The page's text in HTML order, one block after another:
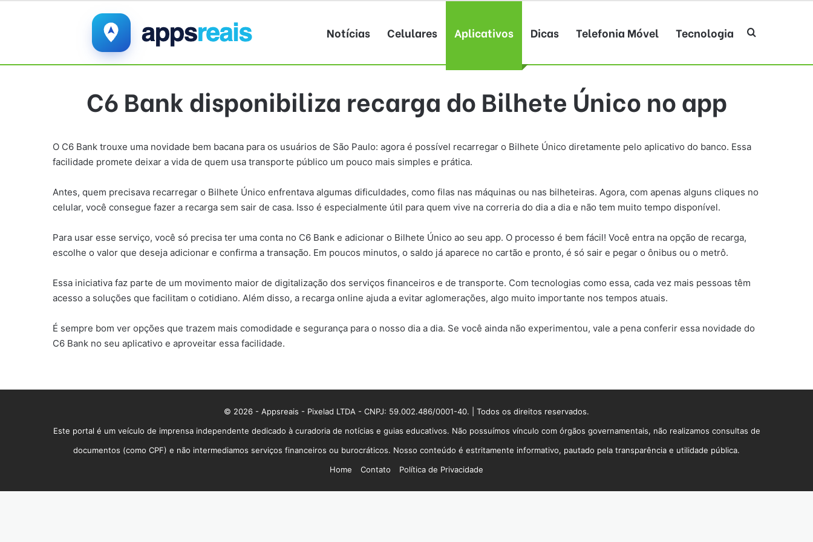
Notícias Celulares Aplicativos Dicas Telefonia Móvel Tecnologia Procurar por
C6 Bank disponibiliza recarga do Bilhete Único no app
O C6 Bank trouxe uma novidade bem bacana para os usuários de São Paulo: agora é possível recarregar o Bilhete Único diretamente pelo aplicativo do banco. Essa
facilidade promete deixar a vida de quem usa transporte público um pouco mais simples e prática.
Antes, quem precisava recarregar o Bilhete Único enfrentava algumas dificuldades, como filas nas máquinas ou nas bilheteiras. Agora, com apenas alguns cliques no
celular, você consegue fazer a recarga sem sair de casa. Isso é especialmente útil para quem vive na correria do dia a dia e não tem muito tempo disponível.
Para usar esse serviço, você só precisa ter uma conta no C6 Bank e adicionar o Bilhete Único ao seu app. O processo é bem fácil! Você entra na opção de recarga,
escolhe o valor que deseja adicionar e confirma a transação. Em poucos minutos, o saldo já aparece no cartão e pronto, é só sair e pegar o ônibus ou o metrô.
Essa iniciativa faz parte de um movimento maior de digitalização dos serviços financeiros e de transporte. Com tecnologias como essa, cada vez mais pessoas têm
acesso a soluções que facilitam o cotidiano. Além disso, a recarga online ajuda a evitar aglomerações, algo muito importante nos tempos atuais.
É sempre bom ver opções que trazem mais comodidade e segurança para o nosso dia a dia. Se você ainda não experimentou, vale a pena conferir essa novidade do
C6 Bank no seu aplicativo e aproveitar essa facilidade.
© 2026 - Appsreais - Pixelad LTDA - CNPJ: 59.002.486/0001-40. | Todos os direitos reservados.
Este portal é um veículo de imprensa independente dedicado à curadoria de notícias e guias educativos. Não possuímos vínculo com órgãos governamentais, não realizamos consultas de
documentos (como CPF) e não intermediamos serviços financeiros ou burocráticos. Nosso conteúdo é estritamente informativo, pautado pela transparência e utilidade pública.
Home
Contato Política de Privacidade